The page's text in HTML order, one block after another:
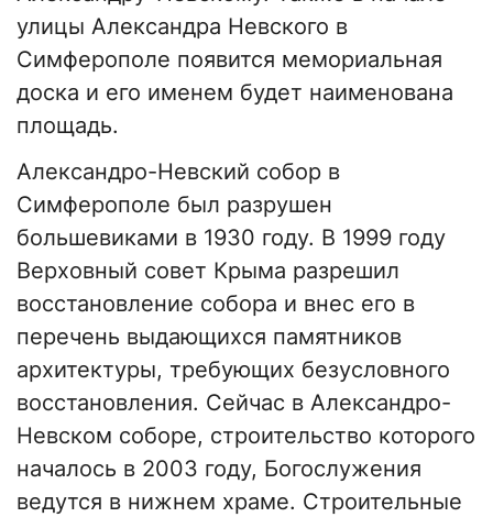
улицы Александра Невского в
Симферополе появится мемориальная
доска и его именем будет наименована
площадь.
Александро-Невский собор в
Симферополе был разрушен
большевиками в 1930 году. В 1999 году
Верховный совет Крыма разрешил
восстановление собора и внес его в
перечень выдающихся памятников
архитектуры, требующих безусловного
восстановления. Сейчас в Александро-
Невском соборе, строительство которого
началось в 2003 году, Богослужения
ведутся в нижнем храме. Строительные